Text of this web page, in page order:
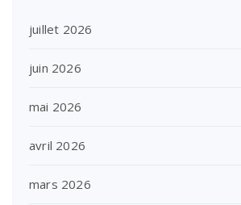
juillet 2026
juin 2026
mai 2026
avril 2026
mars 2026